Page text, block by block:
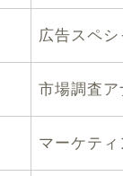
広告スペ
市場調査
マーケテ